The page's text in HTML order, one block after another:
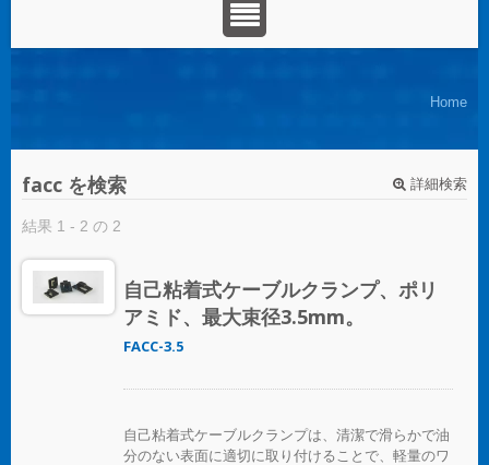
Home
facc を検索 詳細検索
結果 1 - 2 の 2
自己粘着式ケーブルクランプ、ポリ
アミド、最大束径3.5mm。
FACC-3.5
自己粘着式ケーブルクランプは、清潔で滑らかで油
分のない表面に適切に取り付けることで、軽量のワ